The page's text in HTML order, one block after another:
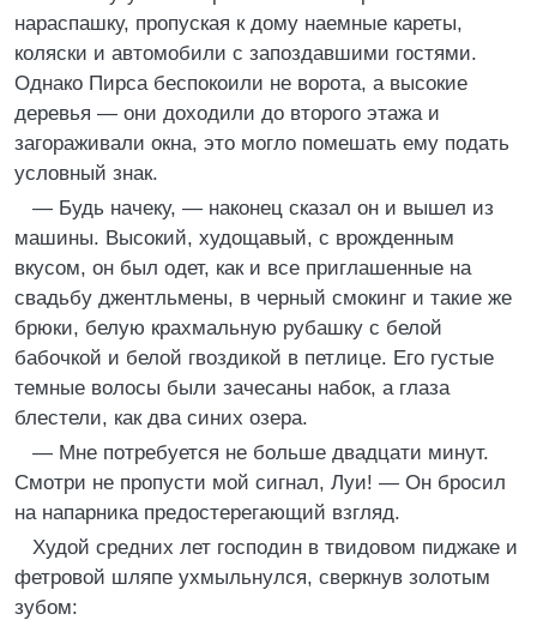
нараспашку, пропуская к дому наемные кареты,
коляски и автомобили с запоздавшими гостями.
Однако Пирса беспокоили не ворота, а высокие
деревья — они доходили до второго этажа и
загораживали окна, это могло помешать ему подать
условный знак.
— Будь начеку, — наконец сказал он и вышел из
машины. Высокий, худощавый, с врожденным
вкусом, он был одет, как и все приглашенные на
свадьбу джентльмены, в черный смокинг и такие же
брюки, белую крахмальную рубашку с белой
бабочкой и белой гвоздикой в петлице. Его густые
темные волосы были зачесаны набок, а глаза
блестели, как два синих озера.
— Мне потребуется не больше двадцати минут.
Смотри не пропусти мой сигнал, Луи! — Он бросил
на напарника предостерегающий взгляд.
Худой средних лет господин в твидовом пиджаке и
фетровой шляпе ухмыльнулся, сверкнув золотым
зубом: